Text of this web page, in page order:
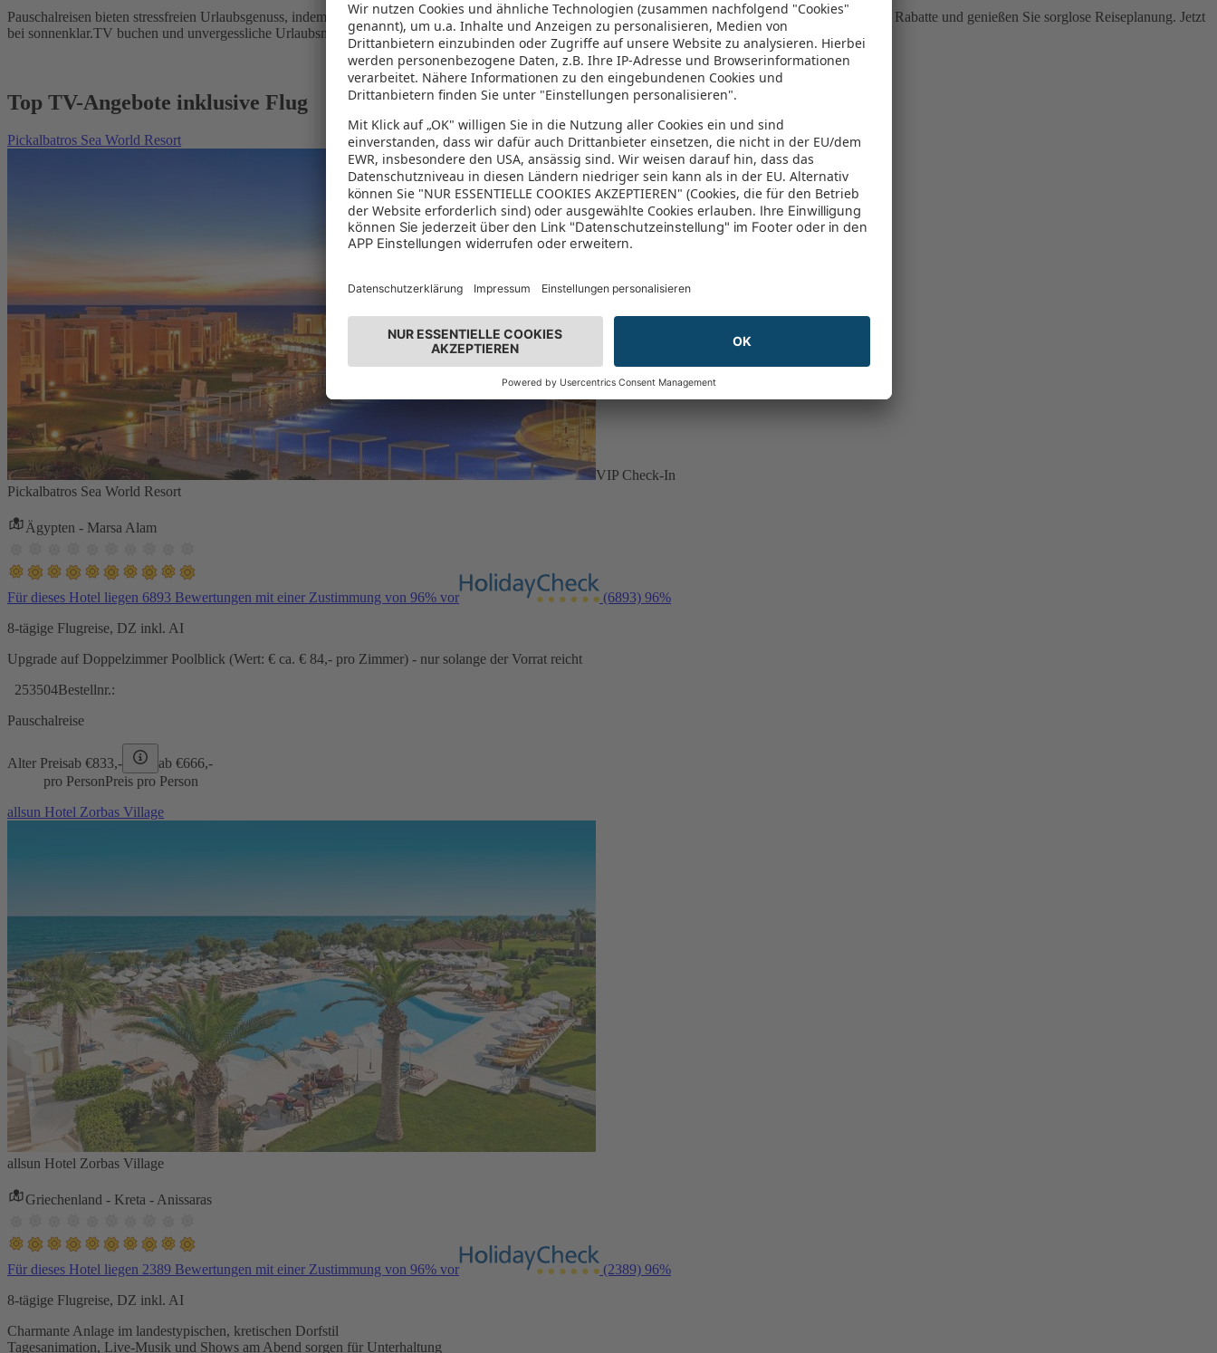
Pauschalreisen bieten stressfreien Urlaubsgenuss, indem Flug und Hotel in einem Paket kombiniert werden – das spart Zeit und Geld. Nutzen Sie attraktive Rabatte und genießen Sie sorglose Reiseplanung. Jetzt
bei sonnenklar.TV buchen und unvergessliche Urlaubsmomente erleben!
Top TV-Angebote inklusive Flug
Pickalbatros Sea World Resort
VIP Check-In
Pickalbatros Sea World Resort
Ägypten - Marsa Alam
Für dieses Hotel liegen 6893 Bewertungen mit einer Zustimmung von 96% vor (6893) 96%
8-tägige Flugreise, DZ inkl. AI
Upgrade auf Doppelzimmer Poolblick (Wert: € ca. € 84,- pro Zimmer) - nur solange der Vorrat reicht
253504Bestellnr.:
Pauschalreise
Alter Preisab €833,- ab €666,-
pro PersonPreis pro Person
allsun Hotel Zorbas Village
allsun Hotel Zorbas Village
Griechenland - Kreta - Anissaras
Für dieses Hotel liegen 2389 Bewertungen mit einer Zustimmung von 96% vor (2389) 96%
8-tägige Flugreise, DZ inkl. AI
Charmante Anlage im landestypischen, kretischen Dorfstil
Tagesanimation, Live-Musik und Shows am Abend sorgen für Unterhaltung